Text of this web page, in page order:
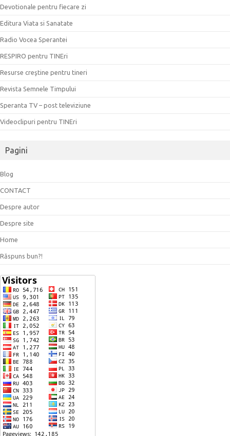
Devotionale pentru fiecare zi
Editura Viata si Sanatate
Radio Vocea Sperantei
RESPIRO pentru TINEri
Resurse creştine pentru tineri
Revista Semnele Timpului
Speranta TV – post televiziune
Videoclipuri pentru TINEri
Pagini
Blog
CONTACT
Despre autor
Despre site
Home
Răspuns bun?!